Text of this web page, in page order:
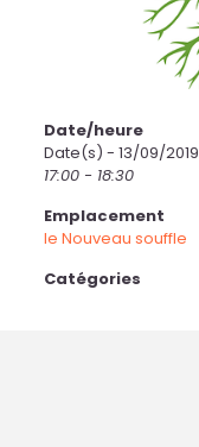
Date/heure
Date(s) - 13/09/2019
17:00 - 18:30
Emplacement
le Nouveau souffle
Catégories